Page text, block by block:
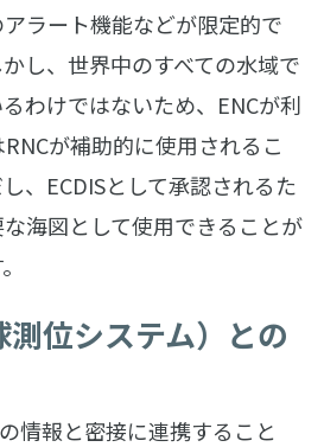
ラート機能などが限定的で
し、世界中のすべての水域で
わけではないため、ENCが利
が補助的に使用されるこ
、ECDISとして承認されるた
海図として使用できることが
測位システム）との
情報と密接に連携すること